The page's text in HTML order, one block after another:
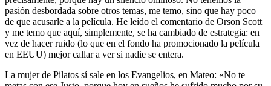
pasión desbordada sobre otros temas, me temo, sino que hay poco
de que acusarle a la película. He leído el comentario de Orson Scott
y me temo que aquí, simplemente, se ha cambiado de estrategia: en
vez de hacer ruido (lo que en el fondo ha promocionado la película
en EEUU) mejor callar a ver si nadie se entera.
La mujer de Pilatos sí sale en los Evangelios, en Mateo: «No te